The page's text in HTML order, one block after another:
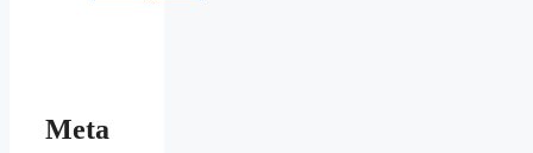
Meta